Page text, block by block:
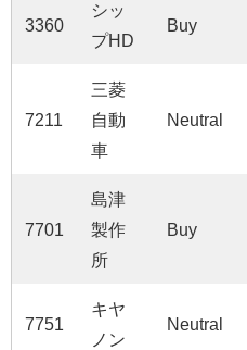
3360
シッ
プHD
Buy
7211
三菱
自動
車
Neutral
7701
島津
製作
所
Buy
7751
キヤ
ノン
Neutral